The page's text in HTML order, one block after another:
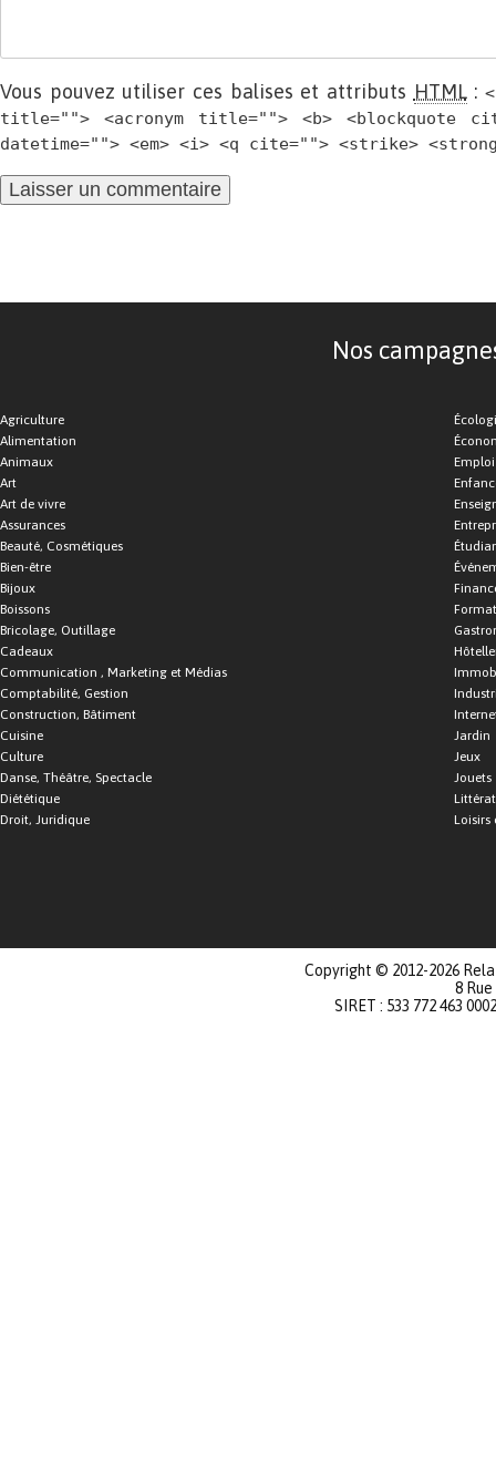
Vous pouvez utiliser ces balises et attributs HTML:
title=""> <acronym title=""> <b> <blockquote
datetime=""> <em> <i> <q cite=""> <strike>
Nos
Agriculture
Alimentation
Animaux
Art
Art de vivre
Assurances
Beauté, Cosmétiques
Bien-être
Bijoux
Boissons
Bricolage, Outillage
Cadeaux
Communication , Marketing et Médias
Comptabilité, Gestion
Construction, Bâtiment
Cuisine
Culture
Danse, Théâtre, Spectacle
Diététique
Droit, Juridique
Emploi
Jardin
Jeux
Jouets
Loisirs
Copyright © 2012-2026
8
SIRET : 533 772 463